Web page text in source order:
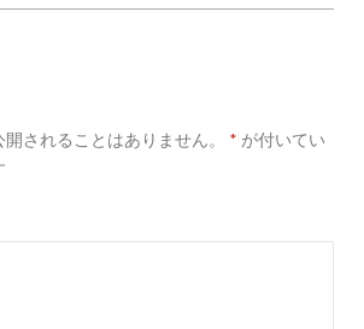
されることはありません。 * が付いてい